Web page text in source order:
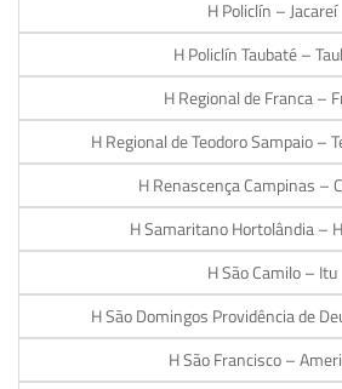
H Policlín – Jacareí
H Policlín Taubaté –
H Regional de Franca –
H Regional de Teodoro Sampaio –
H Renascença Campinas –
H Samaritano Hortolândia –
H São Camilo – Itu
H São Domingos Providência de
H São Francisco –